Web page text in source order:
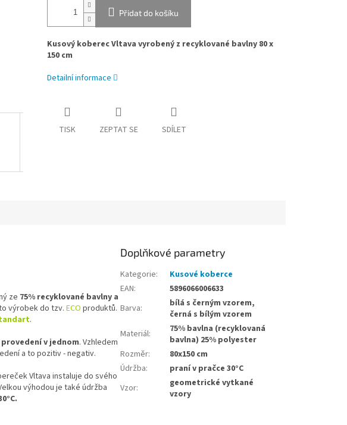
Přidat do košíku
Kusový koberec Vltava vyrobený z recyklované bavlny 80 x
150 cm
Detailní informace
TISK ZEPTAT SE SDÍLET
ze 75% recyklované bavlny a
výrobek do tzv. ECO produktů.
.
v jednom. Vzhledem
a to pozitiv - negativ.
Vltava instaluje do svého
výhodou je také údržba
Doplňkové parametry
Kategorie:
Kusové koberce
EAN:
5896066006633
Barva:
bílá s černým vzorem,
černá s bílým vzorem
Materiál:
75% bavlna (recyklovaná
bavlna) 25% polyester
Rozměr:
80x150 cm
Údržba:
praní v pračce 30°C
Vzor:
geometrické vytkané
vzory